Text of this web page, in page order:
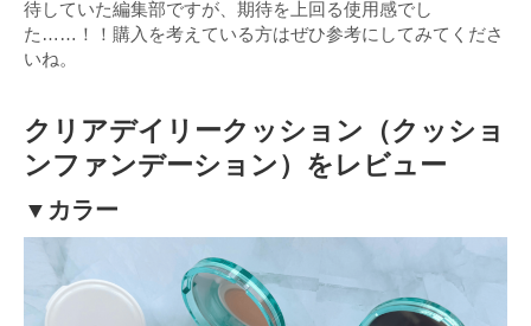
待していた編集部ですが、期待を上回る使用感でし
た……！！購入を考えている方はぜひ参考にしてみてくださ
いね。
クリアデイリークッション（クッショ
ンファンデーション）をレビュー
▼カラー